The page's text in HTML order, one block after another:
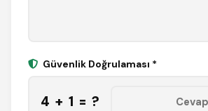
Güvenlik Doğrulaması *
4 + 1 = ?